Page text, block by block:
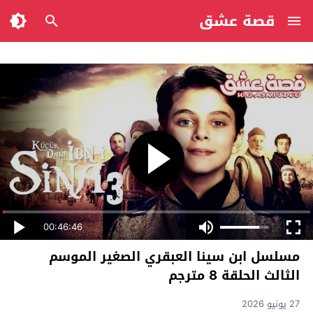
قصة عشق
00:46:46
مسلسل ابن سينا العبقري الصغير الموسم
الثالث الحلقة 8 مترجم
27 يونيو 2026